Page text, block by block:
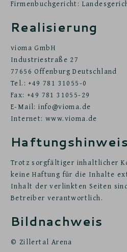
Firmenbuchgericht:
Realisierung
vioma GmbH
Industriestraße 27
77656 Offenburg Deutschland
Tel.: +49 781 31055-0
Fax: +49 781 31055-29
E-Mail: info@vioma.de
Internet: www.vioma.de
Haftungshinweis
Trotz sorgfältiger inhaltlicher
keine Haftung für die Inhalte
Inhalt der verlinkten Seiten
Betreiber verantwortlich.
Bildnachweis
© Zillertal Arena